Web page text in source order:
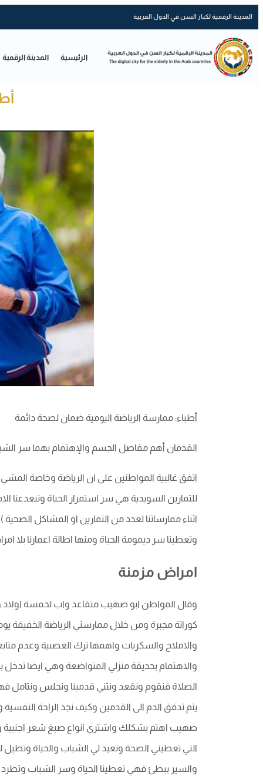
المدينة الرقمية لكبار السن في الدول العربية
الرئيسية المدينة الرقمية
أطباء: ممارسة الرياضة اليومية ضمان لصحة دائمة
القدمان أهم مفاصل الجسم والإهتمام بهما سر
اتفق غالبية المواطنين على ان الرياضة وخاصة
للتمارين السويدية هي سر استمرار الحياة وتبعدعنا
اثناء ممارساتنا لعدد من التمارين او المشاكل
وتعطينا سر ديمومة الحياة ومنها اطالة اعمارنا
امراض مزمنة
كوراثة مجبرة ومن خلال ممارستي الرياضة الخفيفة
والاملاح والسكريات واهمها ترك العصبية وعدم
والاهتمام بحديقة منزلي المتواضعة وهي ايضا تدخل
الصلاة فنقوم ونقعد ونثني قدمينا ونجلس
يتم تدفق الدم الى القدمين وكيف نجد الراحة
صهيب اهتم بشكلك واشتري انواع صبغ شعر اجنبية
التي تعطيني الصحة وتعيد لي الشباب والحياة وتطيل
والسير ببطئ فهي تعطينا الحياة وسر الشباب